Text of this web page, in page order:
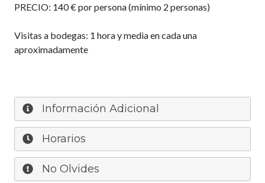
PRECIO: 140 € por persona (mínimo 2 personas)
Visitas a bodegas: 1 hora y media en cada una
aproximadamente
Información Adicional
Horarios
No Olvides